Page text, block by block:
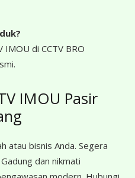
IMOU di CCTV BRO
IMOU Pasir
atau bisnis Anda. Segera
dan nikmati